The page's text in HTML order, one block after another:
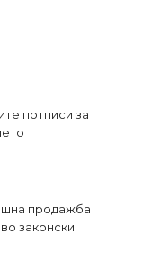
потписи за
продажба
законски